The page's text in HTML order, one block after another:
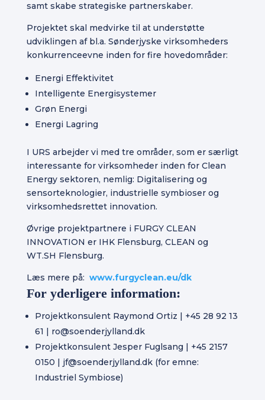
samt skabe strategiske partnerskaber.
Projektet skal medvirke til at understøtte
udviklingen af bl.a. Sønderjyske virksomheders
konkurrenceevne inden for fire hovedområder:
Energi Effektivitet
Intelligente Energisystemer
Grøn Energi
Energi Lagring
I URS arbejder vi med tre områder, som er særligt
interessante for virksomheder inden for Clean
Energy sektoren, nemlig: Digitalisering og
sensorteknologier, industrielle symbioser og
virksomhedsrettet innovation.
Øvrige projektpartnere i FURGY CLEAN
INNOVATION er IHK Flensburg, CLEAN og
WT.SH Flensburg.
Læs mere på: www.furgyclean.eu/dk
For yderligere information:
Projektkonsulent Raymond Ortiz | +45 28 92 13
61 | ro@soenderjylland.dk
Projektkonsulent Jesper Fuglsang | +45 2157
0150 | jf@soenderjylland.dk (for emne:
Industriel Symbiose)